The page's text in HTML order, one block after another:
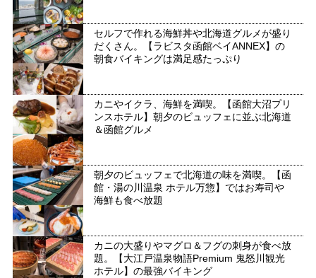
セルフで作れる海鮮丼や北海道グルメが盛り
だくさん。【ラビスタ函館ベイANNEX】の
朝食バイキングは満足感たっぷり
カニやイクラ、海鮮を満喫。【函館大沼プリ
ンスホテル】朝夕のビュッフェに並ぶ北海道
＆函館グルメ
朝夕のビュッフェで北海道の味を満喫。【函
館・湯の川温泉 ホテル万惣】ではお寿司や
海鮮も食べ放題
カニの大盛りやマグロ＆フグの刺身が食べ放
題。【大江戸温泉物語Premium 鬼怒川観光
ホテル】の最強バイキング